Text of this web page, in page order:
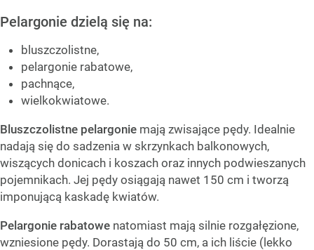
Pelargonie dzielą się na:
bluszczolistne,
pelargonie rabatowe,
pachnące,
wielkokwiatowe.
Bluszczolistne pelargonie mają zwisające pędy. Idealnie
nadają się do sadzenia w skrzynkach balkonowych,
wiszących donicach i koszach oraz innych podwieszanych
pojemnikach. Jej pędy osiągają nawet 150 cm i tworzą
imponującą kaskadę kwiatów.
Pelargonie rabatowe natomiast mają silnie rozgałęzione,
wzniesione pędy. Dorastają do 50 cm, a ich liście (lekko